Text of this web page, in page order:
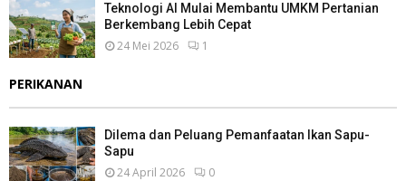
Teknologi AI Mulai Membantu UMKM Pertanian
Berkembang Lebih Cepat
24 Mei 2026 1
PERIKANAN
Dilema dan Peluang Pemanfaatan Ikan Sapu-
Sapu
24 April 2026 0